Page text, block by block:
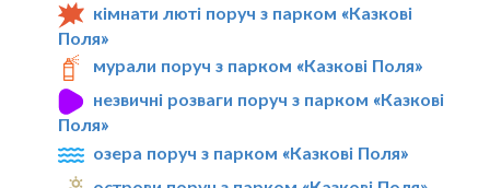
кімнати люті поруч з парком «Казкові
Поля»
мурали поруч з парком «Казкові Поля»
незвичні розваги поруч з парком «Казкові
Поля»
озера поруч з парком «Казкові Поля»